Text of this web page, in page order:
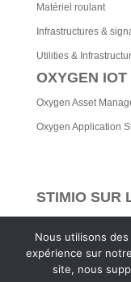
Matériel roulant
Infrastructures &
Utilities &
OXYGEN IOT
Oxygen Asset
Oxygen Application
STIMIO SUR
Mentions légales
Politique de
Nous utilisons
expérience sur
site, nous